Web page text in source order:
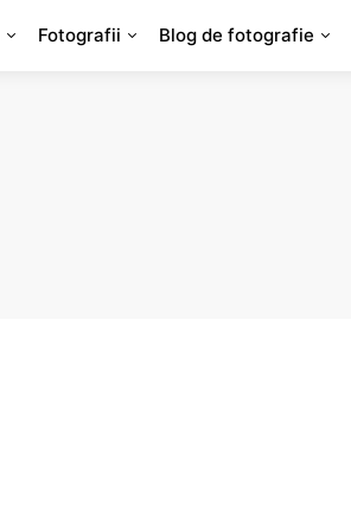
Fotografii Blog de fotografie